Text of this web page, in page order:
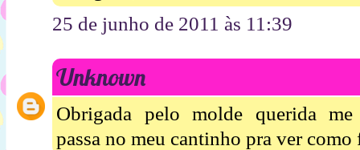
25 de junho de 2011 às 11:39
Unknown
Obrigada pelo molde querida
passa no meu cantinho pra ver